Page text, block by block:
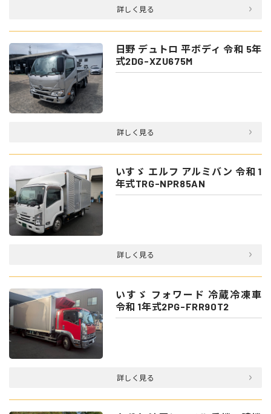
詳しく見る
日野 デュトロ 平ボディ 令和 5年
式2DG-XZU675M
詳しく見る
いすゞ エルフ アルミバン 令和 1
年式TRG-NPR85AN
詳しく見る
いすゞ フォワード 冷蔵冷凍車
令和 1年式2PG-FRR90T2
詳しく見る